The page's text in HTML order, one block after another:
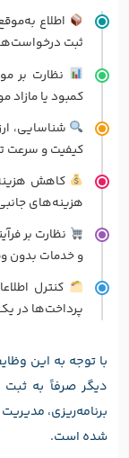
اطلاع
ثبت
نظارت بر
کمبود یا مازاد
شناسایی،
کیفیت و سرعت
کاهش
هزینه‌های
نظارت بر
و خدمات بدون
کنترل
پرداخت‌ها در
با توجه به این
دیگر صرفاً به
برنامه‌ریزی،
شده است.